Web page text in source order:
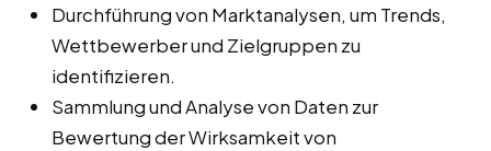
Durchführung von Marktanalysen, um Trends,
Wettbewerber und Zielgruppen zu
identifizieren.
Sammlung und Analyse von Daten zur
Bewertung der Wirksamkeit von